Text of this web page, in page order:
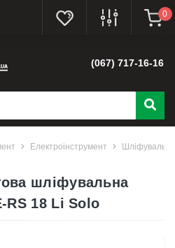
0
(067) 717-16-16
Електроінструмент
шліфувальна
18 Li Solo